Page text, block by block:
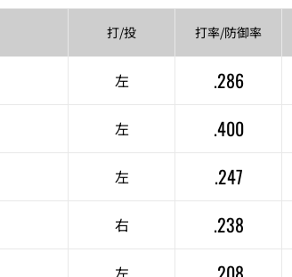
打/投 打率/防御率
左
.286
左
.400
左
.247
右
.238
左